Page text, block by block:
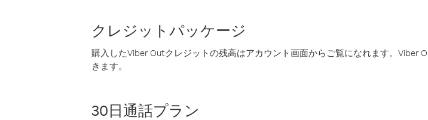
クレジットパッケージ
購入したViber Outクレジットの残高はアカウント画面からご覧になれます。Viber
きます。
30日通話プラン